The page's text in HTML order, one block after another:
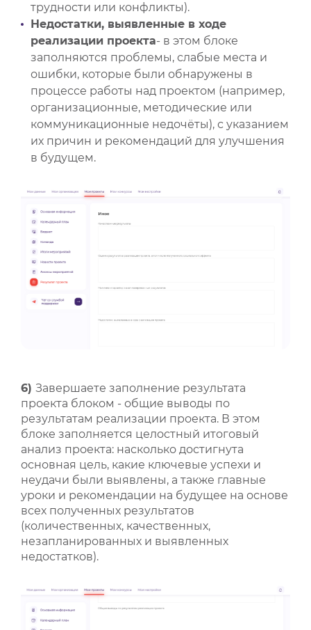
трудности или конфликты).
Недостатки, выявленные в ходе
реализации проекта- в этом блоке
заполняются проблемы, слабые места и
ошибки, которые были обнаружены в
процессе работы над проектом (например,
организационные, методические или
коммуникационные недочёты), с указанием
их причин и рекомендаций для улучшения
в будущем.
6) Завершаете заполнение результата
проекта блоком - общие выводы по
результатам реализации проекта. В этом
блоке заполняется целостный итоговый
анализ проекта: насколько достигнута
основная цель, какие ключевые успехи и
неудачи были выявлены, а также главные
уроки и рекомендации на будущее на основе
всех полученных результатов
(количественных, качественных,
незапланированных и выявленных
недостатков).